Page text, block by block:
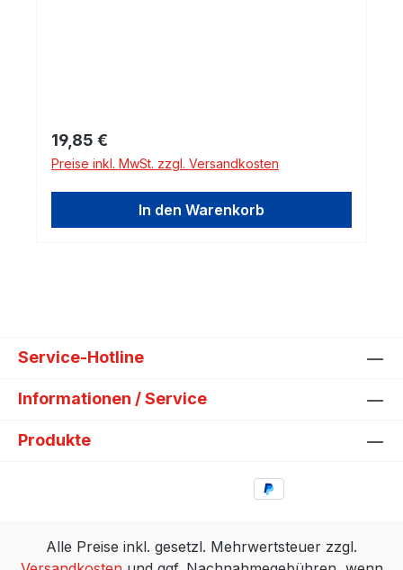
Regulärer Preis:
19,85 €
Preise inkl. MwSt. zzgl. Versandkosten
In den Warenkorb
Service-Hotline
Informationen / Service
Produkte
Alle Preise inkl. gesetzl. Mehrwertsteuer zzgl.